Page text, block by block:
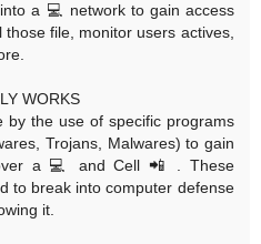
a 💻 network to gain access
file, monitor users actives,
WORKS
by the use of specific programs
Trojans, Malwares) to gain
a 💻 and Cell 📲 . These
to break into computer defense
it.